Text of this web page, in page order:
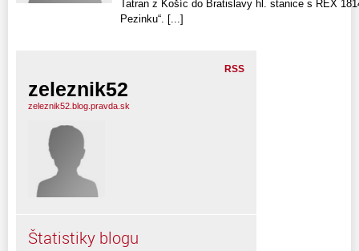
Tatran z Košíc do Bratislavy hl. stanice s REX
Pezinku“. [...]
RSS
zeleznik52
zeleznik52.blog.pravda.sk
Štatistiky blogu